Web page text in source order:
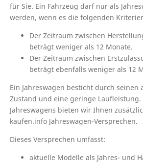
für Sie. Ein Fahrzeug darf nur als
werden, wenn es die folgenden
Der Zeitraum zwischen
beträgt weniger als 12 Monate.
Der Zeitraum zwischen
beträgt ebenfalls weniger als 12
Ein Jahreswagen besticht durch seinen
Zustand und eine geringe Laufleistung.
Jahreswagens bieten wir Ihnen
kaufen.info Jahreswagen-Versprechen.
Dieses Versprechen umfasst:
aktuelle Modelle als Jahres- und